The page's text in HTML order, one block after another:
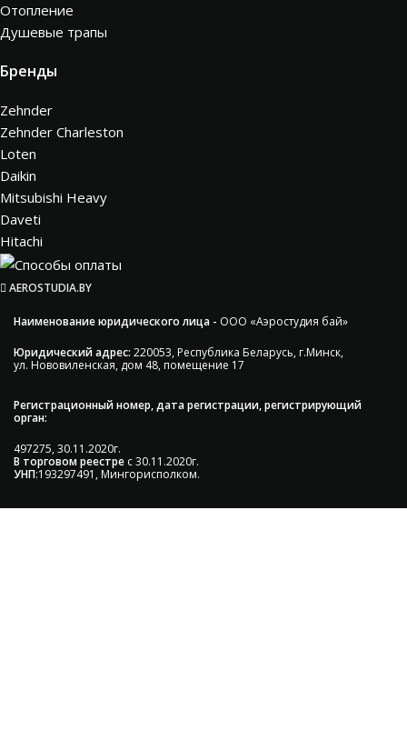
Отопление
Душевые трапы
Бренды
Zehnder
Zehnder Charleston
Loten
Daikin
Mitsubishi Heavy
Daveti
Hitachi
AEROSTUDIA.BY
Наименование юридического лица - ООО «Аэростудия бай»
Юридический адрес: 220053, Республика Беларусь, г.Минск,
ул. Нововиленская, дом 48, помещение 17
Регистрационный номер, дата регистрации, регистрирующий
орган:
497275, 30.11.2020г.
В торговом реестре с 30.11.2020г.
УНП:193297491, Мингорисполком.